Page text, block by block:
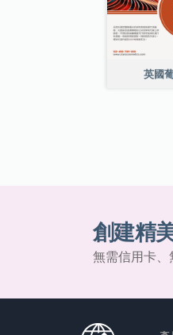
英國
創建精
無需信用卡、